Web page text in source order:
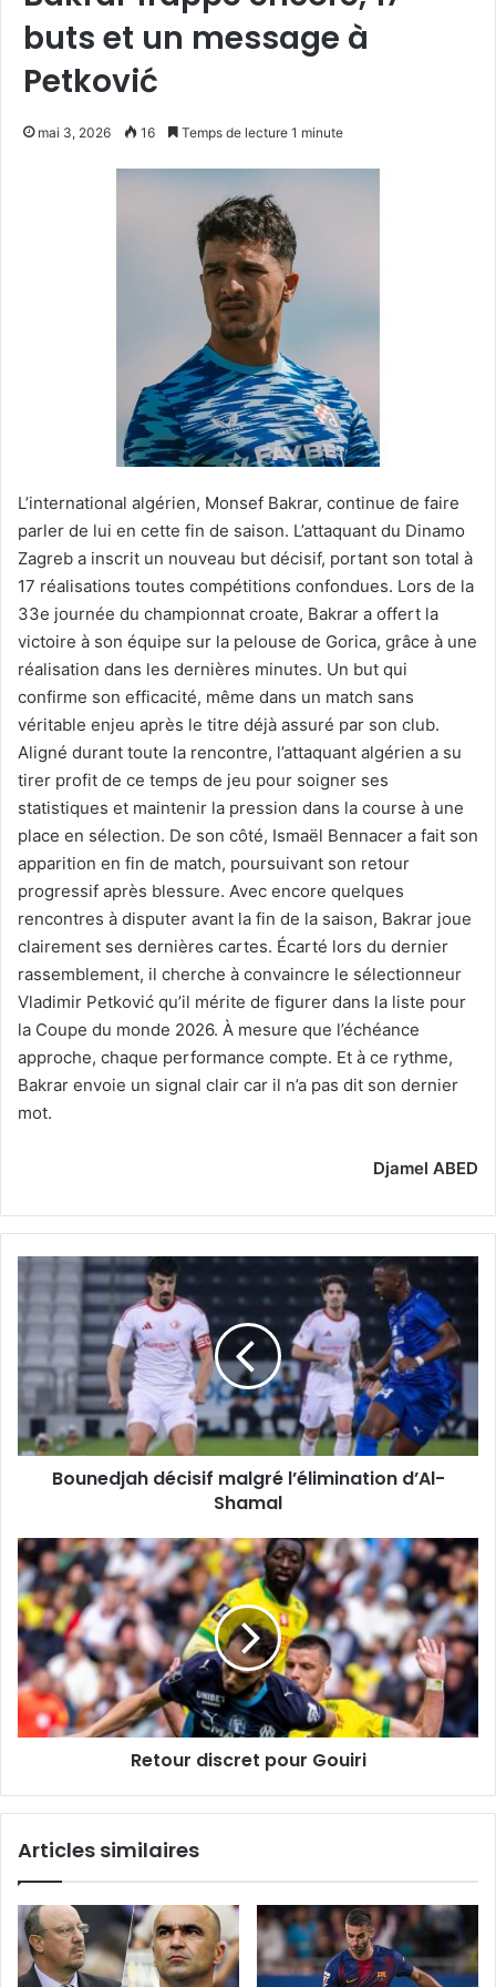
buts et un message à
Petković
mai 3, 2026 16 Temps de lecture 1 minute
L’international algérien, Monsef Bakrar, continue de faire
parler de lui en cette fin de saison. L’attaquant du Dinamo
Zagreb a inscrit un nouveau but décisif, portant son total à
17 réalisations toutes compétitions confondues. Lors de la
33e journée du championnat croate, Bakrar a offert la
victoire à son équipe sur la pelouse de Gorica, grâce à une
réalisation dans les dernières minutes. Un but qui
confirme son efficacité, même dans un match sans
véritable enjeu après le titre déjà assuré par son club.
Aligné durant toute la rencontre, l’attaquant algérien a su
tirer profit de ce temps de jeu pour soigner ses
statistiques et maintenir la pression dans la course à une
place en sélection. De son côté, Ismaël Bennacer a fait son
apparition en fin de match, poursuivant son retour
progressif après blessure. Avec encore quelques
rencontres à disputer avant la fin de la saison, Bakrar joue
clairement ses dernières cartes. Écarté lors du dernier
rassemblement, il cherche à convaincre le sélectionneur
Vladimir Petković qu’il mérite de figurer dans la liste pour
la Coupe du monde 2026. À mesure que l’échéance
approche, chaque performance compte. Et à ce rythme,
Bakrar envoie un signal clair car il n’a pas dit son dernier
mot.
Djamel ABED
Bounedjah
malgré
l’élimination
d’Al-
Shamal
Bounedjah décisif malgré l’élimination d’Al-
Shamal
Retour
discret
pour
Gouiri
Retour discret pour Gouiri
Articles similaires